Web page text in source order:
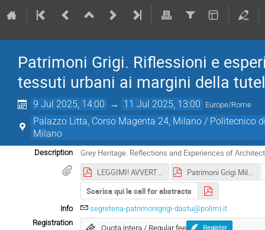
Patrimoni Grigi. Riflessioni e
tessuti urbani ai margini della
9 Jul 2025, 14:00 → 11 Jul 2025, 13:00 Europe/Rome
Palazzo Litta, Corso Magenta 24, Milano / Politecnico
Milano
Description
Grey Heritage. Reflections and Experiences of
LEGGIMI! AVVERTENZE REGISTRAZIONE_READ ME! REGISTRATION WARNING.pdf
Patrimoni Grigi Milano 2025_Programma.pdf
Scarica qui la call for abstracts
Info
segreteria-patrimonigrigi-dastu@polimi.it
Registration
Quota intera / Regular fee Register